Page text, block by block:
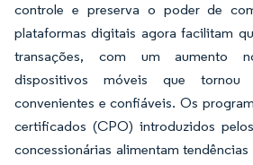
controle e preserva o poder de
plataformas digitais agora facilitam
transações, com um aumento
dispositivos móveis que tornou
convenientes e confiáveis. Os
certificados (CPO) introduzidos
concessionárias alimentam